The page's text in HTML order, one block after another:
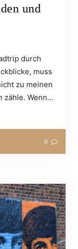
und
durch
muss
zu meinen
zähle. Wenn…
0